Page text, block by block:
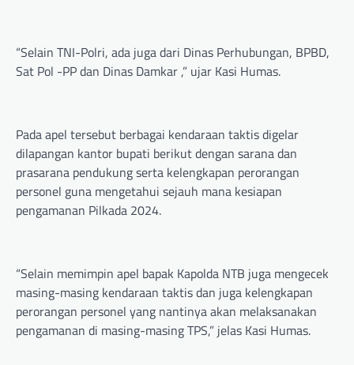
“Selain TNI-Polri, ada juga dari Dinas Perhubungan, BPBD,
Sat Pol -PP dan Dinas Damkar ,” ujar Kasi Humas.
Pada apel tersebut berbagai kendaraan taktis digelar
dilapangan kantor bupati berikut dengan sarana dan
prasarana pendukung serta kelengkapan perorangan
personel guna mengetahui sejauh mana kesiapan
pengamanan Pilkada 2024.
“Selain memimpin apel bapak Kapolda NTB juga mengecek
masing-masing kendaraan taktis dan juga kelengkapan
perorangan personel yang nantinya akan melaksanakan
pengamanan di masing-masing TPS,” jelas Kasi Humas.